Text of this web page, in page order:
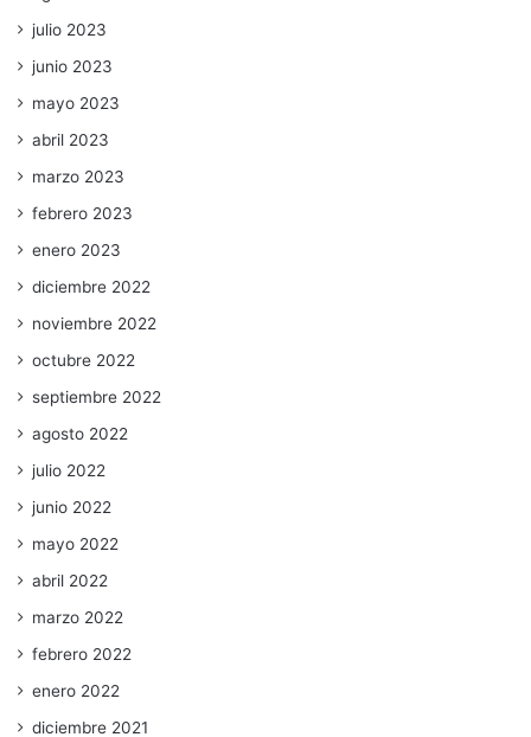
julio 2023
junio 2023
mayo 2023
abril 2023
marzo 2023
febrero 2023
enero 2023
diciembre 2022
noviembre 2022
octubre 2022
septiembre 2022
agosto 2022
julio 2022
junio 2022
mayo 2022
abril 2022
marzo 2022
febrero 2022
enero 2022
diciembre 2021